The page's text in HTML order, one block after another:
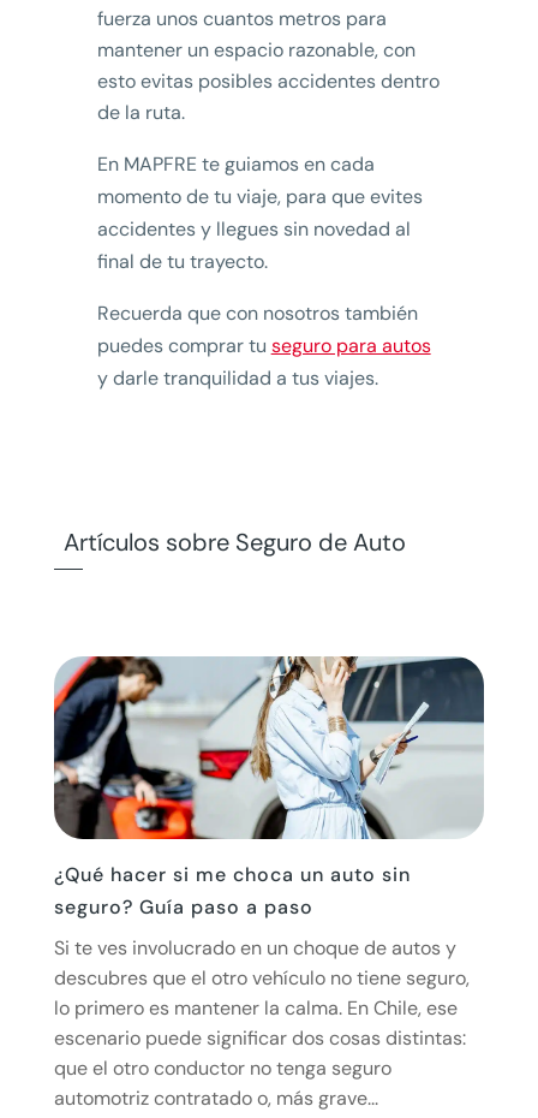
fuerza unos cuantos metros para
mantener un espacio razonable, con
esto evitas posibles accidentes dentro
de la ruta.
En MAPFRE te guiamos en cada
momento de tu viaje, para que evites
accidentes y llegues sin novedad al
final de tu trayecto.
Recuerda que con nosotros también
puedes comprar tu seguro para autos
y darle tranquilidad a tus viajes.
Artículos sobre Seguro de Auto
¿Qué hacer si me choca un auto sin
seguro? Guía paso a paso
Si te ves involucrado en un choque de autos y
descubres que el otro vehículo no tiene seguro,
lo primero es mantener la calma. En Chile, ese
escenario puede significar dos cosas distintas:
que el otro conductor no tenga seguro
automotriz contratado o, más grave...